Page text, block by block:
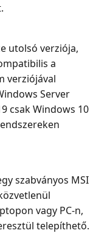
utolsó verziója,
a
verziójával
Server
csak Windows 10
szabványos MSI
vagy PC-n,
telepíthető.